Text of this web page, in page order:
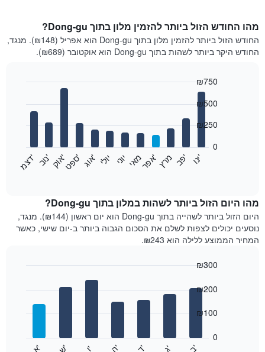
מהו החודש הזול ביותר להזמין מלון בתוך Dong-gu?
החודש הזול ביותר להזמין מלון בתוך Dong-gu הוא אפריל (₪148). מנגד,
החודש היקר ביותר לשהות בתוך Dong-gu הוא אוקטובר (₪689).
מחיר
הממוצע
של
חדר
בכל
התרשים
חודשים.
י
נ
ו
' פ
ב​​​​​​​
' מרץא
פ
ר
' מאי יוני יולי א
ו
ג
' ס
פ
ט
' א
ו
ק
' נ
ו
ב
' ד
צ
מ
'
0
₪250
₪500
₪750
מהו היום הזול ביותר לשהות במלון בתוך Dong-gu?
היום הזול ביותר לשהייה בתוך Dong-gu הוא יום ראשון (₪144). מנגד,
נוסעים יכולים לצפות לשלם את הסכום הגבוה ביותר ב-יום שישי, כאשר
המחיר הממוצע ללילה הוא ₪243.
התרשים
ב
' ג
' ד
' ה
' ו
' ש
' א
'
0
₪100
₪200
₪300